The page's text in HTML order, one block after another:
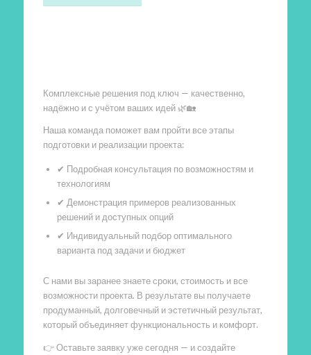
Комплексные решения под ключ — качественно,
надёжно и с учётом ваших идей 🌿🏡
Наша команда поможет вам пройти все этапы
подготовки и реализации проекта:
✔ Подробная консультация по возможностям и
технологиям
✔ Демонстрация примеров реализованных
решений и доступных опций
✔ Индивидуальный подбор оптимального
варианта под задачи и бюджет
С нами вы заранее знаете сроки, стоимость и все
возможности проекта. В результате вы получаете
продуманный, долговечный и эстетичный результат,
который объединяет функциональность и комфорт.
👉 Оставьте заявку уже сегодня — и создайте